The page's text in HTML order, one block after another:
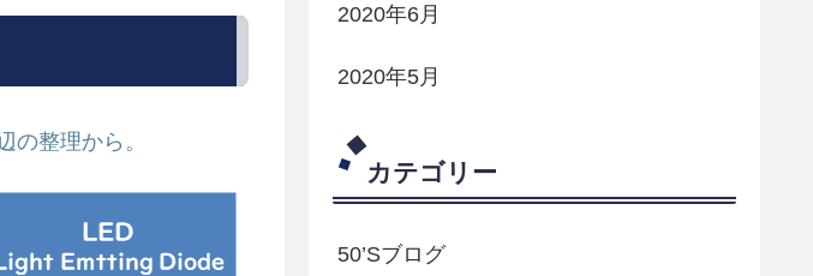
の整理から。
2020年6月
2020年5月
カテゴリー
50’Sブログ